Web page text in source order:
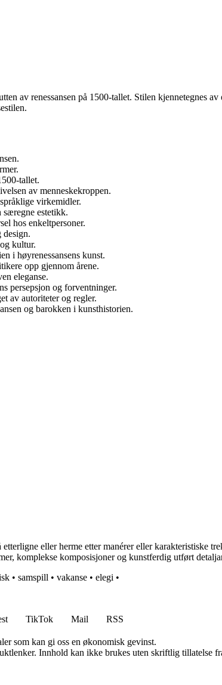
av renessansen på 1500-tallet. Stilen kjennetegnes
tallet.
av menneskekroppen.
virkemidler.
særegne estetikk.
hos enkeltpersoner.
design.
kultur.
i høyrenessansens kunst.
opp gjennom årene.
eleganse.
persepsjon og forventninger.
av autoriteter og regler.
og barokken i kunsthistorien.
eller herme etter manérer eller karakteristiske
komplekse komposisjoner og kunstferdig utført
• samspill • vakanse • elegi •
TikTok Mail
RSS
som kan gi oss en økonomisk gevinst.
Innhold kan ikke brukes uten skriftlig tillatelse